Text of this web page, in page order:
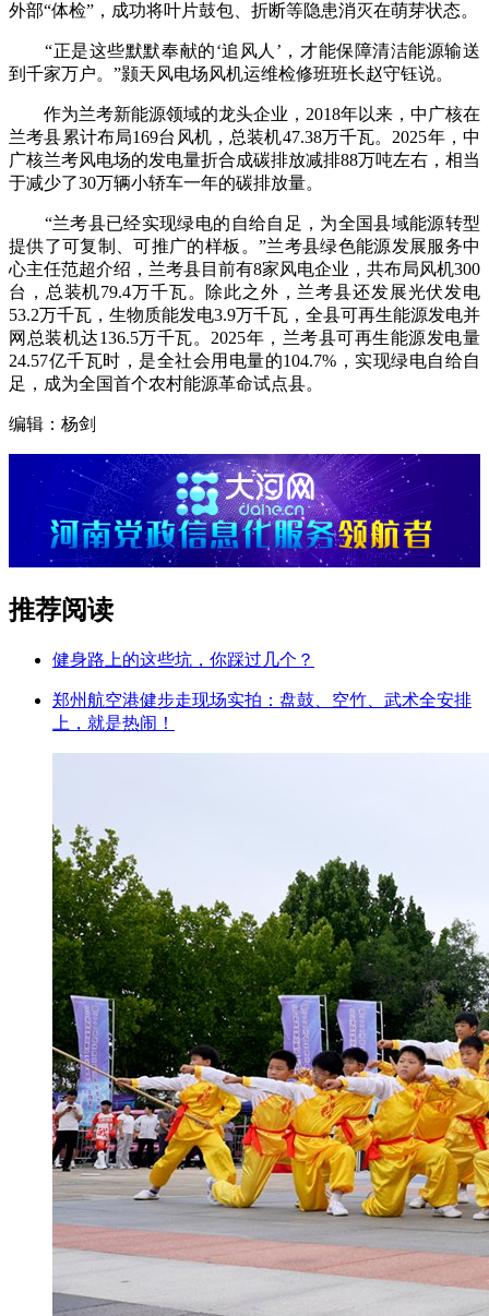
外部“体检”，成功将叶片鼓包、折断等隐患消灭在萌芽状态。
“正是这些默默奉献的‘追风人’，才能保障清洁能源输送
到千家万户。”颢天风电场风机运维检修班班长赵守钰说。
作为兰考新能源领域的龙头企业，2018年以来，中广核在
兰考县累计布局169台风机，总装机47.38万千瓦。2025年，中
广核兰考风电场的发电量折合成碳排放减排88万吨左右，相当
于减少了30万辆小轿车一年的碳排放量。
“兰考县已经实现绿电的自给自足，为全国县域能源转型
提供了可复制、可推广的样板。”兰考县绿色能源发展服务中
心主任范超介绍，兰考县目前有8家风电企业，共布局风机300
台，总装机79.4万千瓦。除此之外，兰考县还发展光伏发电
53.2万千瓦，生物质能发电3.9万千瓦，全县可再生能源发电并
网总装机达136.5万千瓦。2025年，兰考县可再生能源发电量
24.57亿千瓦时，是全社会用电量的104.7%，实现绿电自给自
足，成为全国首个农村能源革命试点县。
编辑：杨剑
推荐阅读
健身路上的这些坑，你踩过几个？
郑州航空港健步走现场实拍：盘鼓、空竹、武术全安排
上，就是热闹！